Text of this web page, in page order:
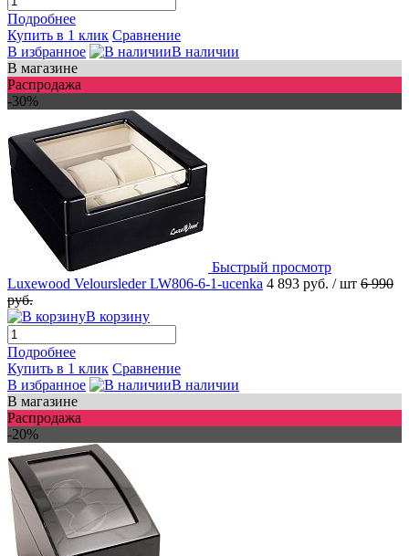
Подробнее
Купить в 1 клик Сравнение
В избранное
В наличии
В магазине
Распродажа
-30%
Быстрый просмотр
Luxewood Veloursleder LW806-6-1-ucenka 4 893 руб. / шт 6 990
руб.
В корзину
Подробнее
Купить в 1 клик Сравнение
В избранное
В наличии
В магазине
Распродажа
-20%